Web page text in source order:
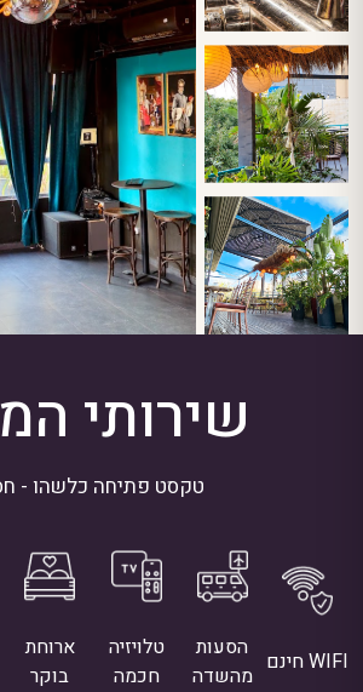
שירותי
טקסט פתיחה כלשהו -
WIFI חינם
הסעות
מהשדה
טלויזיה
חכמה
ארוחת
בוקר